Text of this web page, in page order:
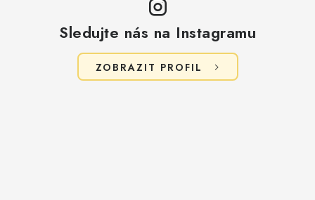
Sledujte nás na Instagramu
ZOBRAZIT PROFIL